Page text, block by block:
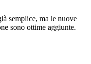
semplice, ma le nuove
sono ottime aggiunte.